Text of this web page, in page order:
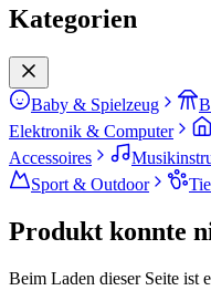
Kategorien
Baby & Spielzeug
Elektronik & Computer
Accessoires
Sport & Outdoor
Produkt konnte
Beim Laden dieser Seite ist